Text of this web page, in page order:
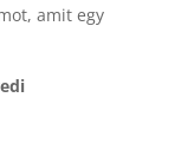
amit egy